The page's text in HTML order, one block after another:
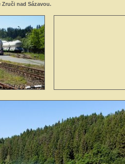
Zruči nad Sázavou.